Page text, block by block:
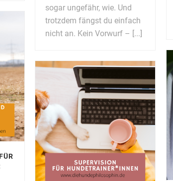
sogar ungefähr, wie. Und
trotzdem fängst du einfach
nicht an. Kein Vorwurf – [...]